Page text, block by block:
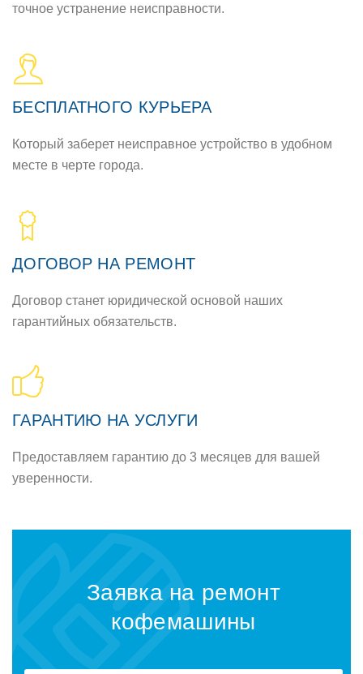
точное устранение неисправности.
БЕСПЛАТНОГО КУРЬЕРА
Который заберет неисправное устройство в удобном
месте в черте города.
ДОГОВОР НА РЕМОНТ
Договор станет юридической основой наших
гарантийных обязательств.
ГАРАНТИЮ НА УСЛУГИ
Предоставляем гарантию до 3 месяцев для вашей
уверенности.
Заявка на ремонт
кофемашины